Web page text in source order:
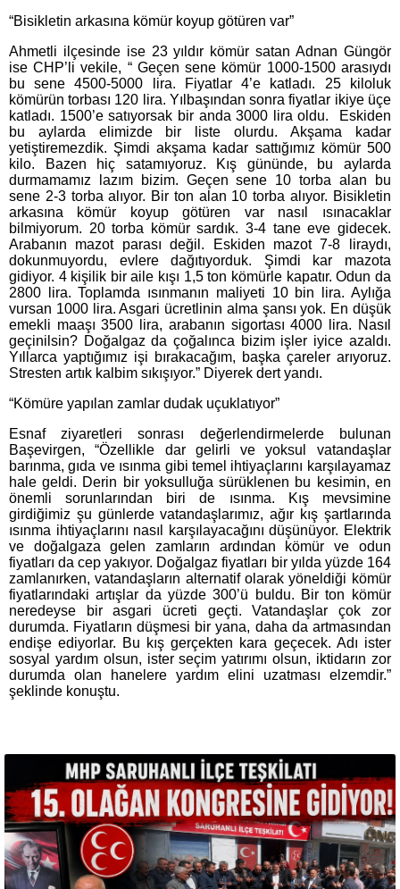
“Bisikletin arkasına kömür koyup götüren var”
Ahmetli ilçesinde ise 23 yıldır kömür satan Adnan Güngör
ise CHP’li vekile, “ Geçen sene kömür 1000-1500 arasıydı
bu sene 4500-5000 lira. Fiyatlar 4’e katladı. 25 kiloluk
kömürün torbası 120 lira. Yılbaşından sonra fiyatlar ikiye üçe
katladı. 1500’e satıyorsak bir anda 3000 lira oldu. Eskiden
bu aylarda elimizde bir liste olurdu. Akşama kadar
yetiştiremezdik. Şimdi akşama kadar sattığımız kömür 500
kilo. Bazen hiç satamıyoruz. Kış gününde, bu aylarda
durmamamız lazım bizim. Geçen sene 10 torba alan bu
sene 2-3 torba alıyor. Bir ton alan 10 torba alıyor. Bisikletin
arkasına kömür koyup götüren var nasıl ısınacaklar
bilmiyorum. 20 torba kömür sardık. 3-4 tane eve gidecek.
Arabanın mazot parası değil. Eskiden mazot 7-8 liraydı,
dokunmuyordu, evlere dağıtıyorduk. Şimdi kar mazota
gidiyor. 4 kişilik bir aile kışı 1,5 ton kömürle kapatır. Odun da
2800 lira. Toplamda ısınmanın maliyeti 10 bin lira. Aylığa
vursan 1000 lira. Asgari ücretlinin alma şansı yok. En düşük
emekli maaşı 3500 lira, arabanın sigortası 4000 lira. Nasıl
geçinilsin? Doğalgaz da çoğalınca bizim işler iyice azaldı.
Yıllarca yaptığımız işi bırakacağım, başka çareler arıyoruz.
Stresten artık kalbim sıkışıyor.” Diyerek dert yandı.
“Kömüre yapılan zamlar dudak uçuklatıyor”
Esnaf ziyaretleri sonrası değerlendirmelerde bulunan
Başevirgen, “Özellikle dar gelirli ve yoksul vatandaşlar
barınma, gıda ve ısınma gibi temel ihtiyaçlarını karşılayamaz
hale geldi. Derin bir yoksulluğa sürüklenen bu kesimin, en
önemli sorunlarından biri de ısınma. Kış mevsimine
girdiğimiz şu günlerde vatandaşlarımız, ağır kış şartlarında
ısınma ihtiyaçlarını nasıl karşılayacağını düşünüyor. Elektrik
ve doğalgaza gelen zamların ardından kömür ve odun
fiyatları da cep yakıyor. Doğalgaz fiyatları bir yılda yüzde 164
zamlanırken, vatandaşların alternatif olarak yöneldiği kömür
fiyatlarındaki artışlar da yüzde 300’ü buldu. Bir ton kömür
neredeyse bir asgari ücreti geçti. Vatandaşlar çok zor
durumda. Fiyatların düşmesi bir yana, daha da artmasından
endişe ediyorlar. Bu kış gerçekten kara geçecek. Adı ister
sosyal yardım olsun, ister seçim yatırımı olsun, iktidarın zor
durumda olan hanelere yardım elini uzatması elzemdir.”
şeklinde konuştu.